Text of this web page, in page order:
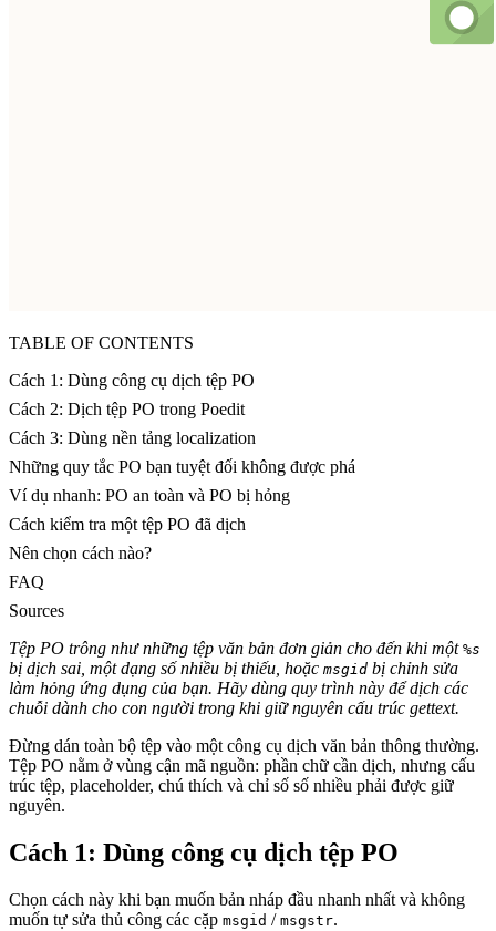
TABLE OF CONTENTS
Cách 1: Dùng công cụ dịch tệp PO
Cách 2: Dịch tệp PO trong Poedit
Cách 3: Dùng nền tảng localization
Những quy tắc PO bạn tuyệt đối không được phá
Ví dụ nhanh: PO an toàn và PO bị hỏng
Cách kiểm tra một tệp PO đã dịch
Nên chọn cách nào?
FAQ
Sources
Tệp PO trông như những tệp văn bản đơn giản cho đến khi một %s
bị dịch sai, một dạng số nhiều bị thiếu, hoặc msgid bị chỉnh sửa
làm hỏng ứng dụng của bạn. Hãy dùng quy trình này để dịch các
chuỗi dành cho con người trong khi giữ nguyên cấu trúc gettext.
Đừng dán toàn bộ tệp vào một công cụ dịch văn bản thông thường.
Tệp PO nằm ở vùng cận mã nguồn: phần chữ cần dịch, nhưng cấu
trúc tệp, placeholder, chú thích và chỉ số số nhiều phải được giữ
nguyên.
Cách 1: Dùng công cụ dịch tệp PO
Chọn cách này khi bạn muốn bản nháp đầu nhanh nhất và không
muốn tự sửa thủ công các cặp msgid / msgstr.